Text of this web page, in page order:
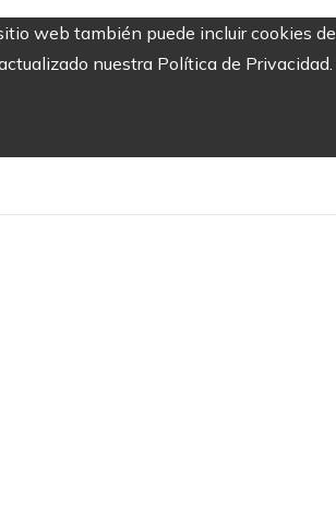
web también puede incluir cookies de
nuestra Política de Privacidad.